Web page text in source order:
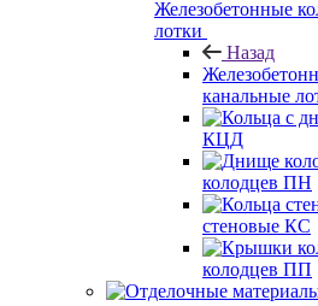
Железобетонные
лотки
Назад
канальные
КЦД
колодцев ПН
стеновые КС
колодцев ПП